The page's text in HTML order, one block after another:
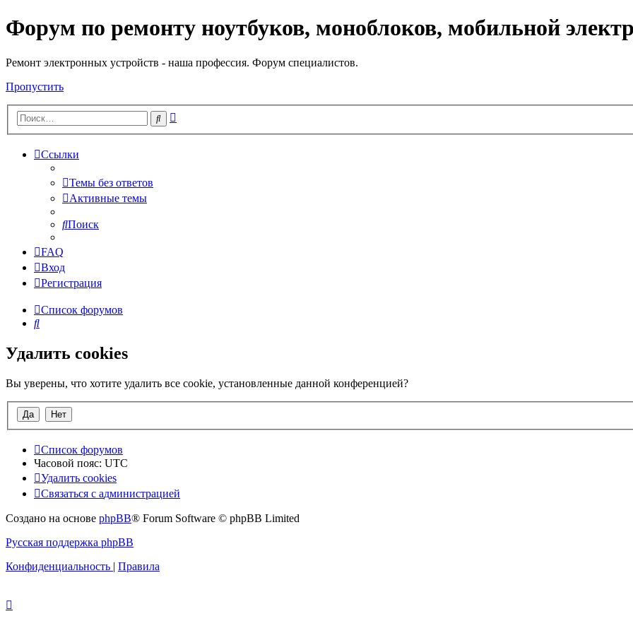
Регистрация
Форум по ремонту ноутбуков, моноблоков, мобильной
Ремонт электронных устройств - наша профессия. Форум специалистов.
Пропустить
Поиск
Ссылки
Темы без ответов
Активные темы
Поиск
FAQ
Вход
Регистрация
Список форумов
Поиск
Удалить cookies
Вы уверены, что хотите удалить все cookie, установленные данной конференцией?
Список форумов
Часовой пояс: UTC
Удалить cookies
Связаться
администрацией
Связаться с администрацией
Создано на основе phpBB® Forum Software © phpBB Limited
Русская поддержка phpBB
Конфиденциальность | Правила